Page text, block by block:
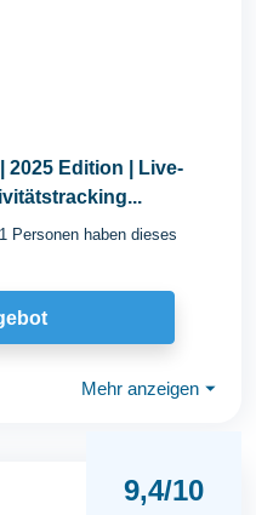
2025 Edition | Live-
Personen haben dieses
Mehr anzeigen ⏷
9,4/10